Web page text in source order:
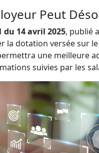
Peut
du 14 avril 2025, publié
la dotation versée sur le
une meilleure
suivies par les